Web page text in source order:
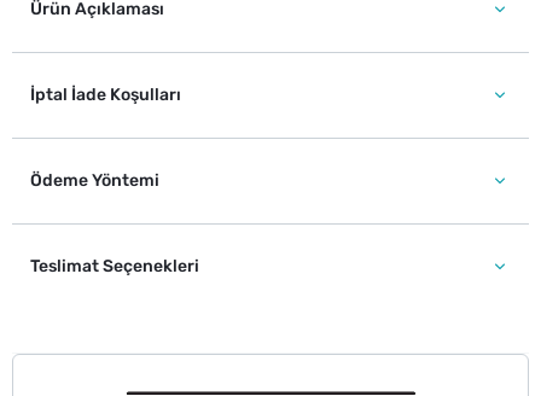
Ürün Açıklaması
İptal İade Koşulları
Ödeme Yöntemi
Teslimat Seçenekleri